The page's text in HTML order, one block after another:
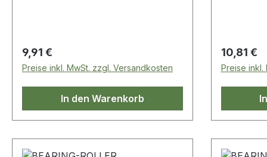
Regulärer Preis:
9,91 €
Preise inkl. MwSt. zzgl. Versandkosten
In den Warenkorb
Regulärer
10,81 €
Preise inkl.